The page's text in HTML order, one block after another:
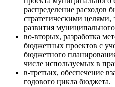
распределение расходов
стратегическими
развития
во-вторых, разработка
бюджетных проектов с
бюджетного
числе используемых в
в-третьих, обеспечение
годового цикла бюджета.